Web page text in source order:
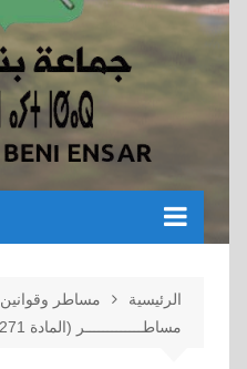
الرئيسية
مساطر وقوانين
مساطـــــــــــــر (المادة 271)